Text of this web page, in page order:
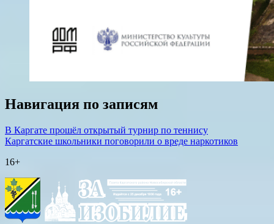
Навигация по записям
В Каргате прошёл открытый турнир по теннису
Каргатские школьники поговорили о вреде наркотиков
16+